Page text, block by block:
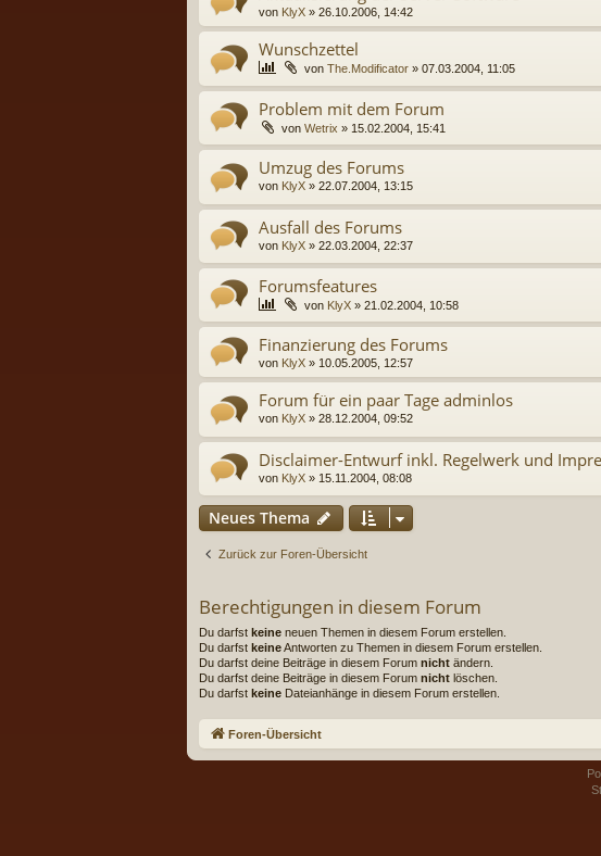
von KlyX » 26.10.2006, 14:42
Wunschzettel
von The.Modificator » 07.03.2004, 11:05
Problem mit dem Forum
von Wetrix » 15.02.2004, 15:41
Umzug des Forums
von KlyX » 22.07.2004, 13:15
Ausfall des Forums
von KlyX » 22.03.2004, 22:37
Forumsfeatures
von KlyX » 21.02.2004, 10:58
Finanzierung des Forums
von KlyX » 10.05.2005, 12:57
Forum für ein paar Tage adminlos
von KlyX » 28.12.2004, 09:52
Disclaimer-Entwurf inkl. Regelwerk und
von KlyX » 15.11.2004, 08:08
Neues Thema
Zurück zur Foren-Übersicht
Berechtigungen in diesem Forum
Du darfst keine neuen Themen in diesem Forum erstellen.
Du darfst keineAntworten zu Themen in diesem Forum erstellen.
Du darfst deine Beiträge in diesem Forum nicht ändern.
Du darfst deine Beiträge in diesem Forum nicht löschen.
Du darfst keine Dateianhänge in diesem Forum erstellen.
Foren-Übersicht